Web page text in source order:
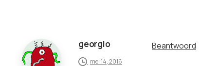
georgio Beantwoord
mei 14, 2016